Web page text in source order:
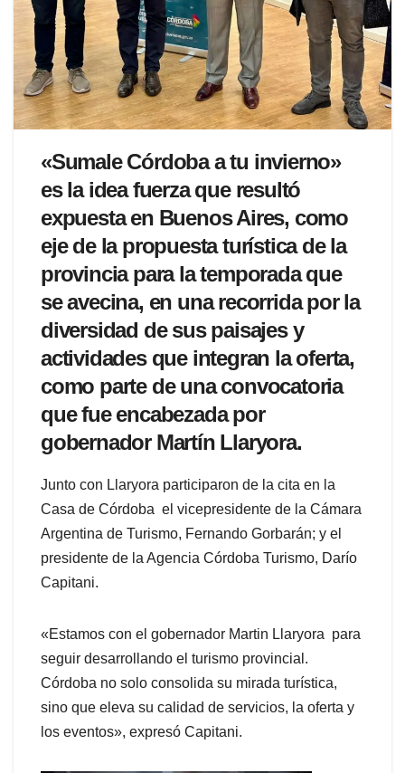
«Sumale Córdoba a tu invierno»
es la idea fuerza que resultó
expuesta en Buenos Aires, como
eje de la propuesta turística de la
provincia para la temporada que
se avecina, en una recorrida por la
diversidad de sus paisajes y
actividades que integran la oferta,
como parte de una convocatoria
que fue encabezada por
gobernador Martín Llaryora.
Junto con Llaryora participaron de la cita en la
Casa de Córdoba el vicepresidente de la Cámara
Argentina de Turismo, Fernando Gorbarán; y el
presidente de la Agencia Córdoba Turismo, Darío
Capitani.
«Estamos con el gobernador Martin Llaryora para
seguir desarrollando el turismo provincial.
Córdoba no solo consolida su mirada turística,
sino que eleva su calidad de servicios, la oferta y
los eventos», expresó Capitani.